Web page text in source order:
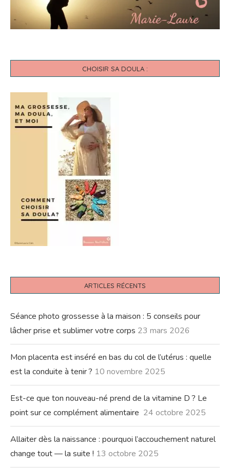
CHOISIR SA DOULA :
ARTICLES RÉCENTS
Séance photo grossesse à la maison : 5 conseils pour
lâcher prise et sublimer votre corps 23 mars 2026
Mon placenta est inséré en bas du col de l’utérus : quelle
est la conduite à tenir ? 10 novembre 2025
Est-ce que ton nouveau-né prend de la vitamine D ? Le
point sur ce complément alimentaire 24 octobre 2025
Allaiter dès la naissance : pourquoi l’accouchement naturel
change tout — la suite ! 13 octobre 2025